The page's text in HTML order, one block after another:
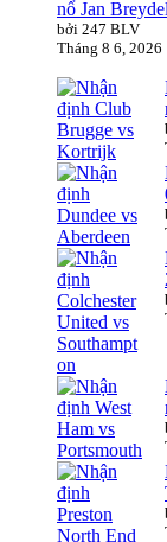
nổ Jan Breydel
bởi 247 BLV
Tháng 8 6, 2026